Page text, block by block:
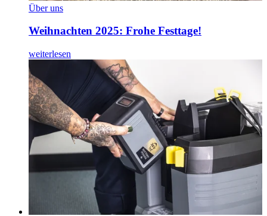
Über uns
Weihnachten 2025: Frohe Festtage!
weiterlesen